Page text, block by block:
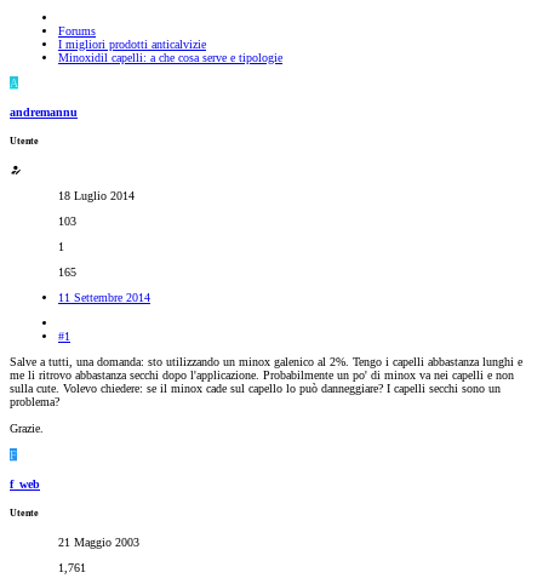
Forums
I migliori prodotti anticalvizie
Minoxidil capelli: a che cosa serve e tipologie
A
andremannu
Utente
18 Luglio 2014
103
1
165
11 Settembre 2014
#1
Salve a tutti, una domanda: sto utilizzando un minox galenico al 2%. Tengo i capelli abbastanza lunghi e
me li ritrovo abbastanza secchi dopo l'applicazione. Probabilmente un po' di minox va nei capelli e non
sulla cute. Volevo chiedere: se il minox cade sul capello lo può danneggiare? I capelli secchi sono un
problema?
Grazie.
F
f_web
Utente
21 Maggio 2003
1,761